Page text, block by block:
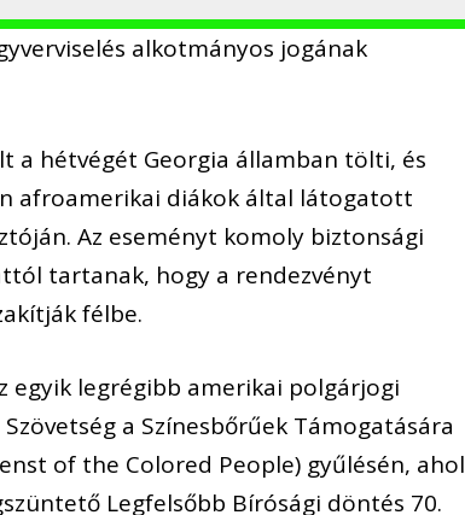
alkotmányos jogának
a hétvégét Georgia államban tölti, és
afroamerikai diákok által látogatott
Az eseményt komoly biztonsági
tartanak, hogy a rendezvényt
félbe.
egyik legrégibb amerikai polgárjogi
a Színesbőrűek Támogatására
of the Colored People) gyűlésén, ahol
Legfelsőbb Bírósági döntés 70.